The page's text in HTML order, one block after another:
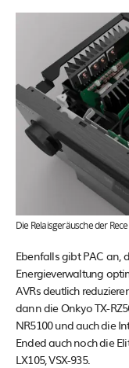
Die Relaisgeräusche der
Ebenfalls gibt PAC an,
Energieverwaltung
AVRs deutlich
dann die Onkyo TX-
NR5100 und auch die
Ended auch noch die
LX105, VSX-935.